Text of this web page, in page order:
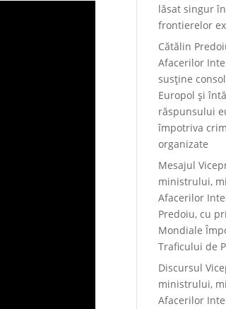
lăsat singur
frontierelor
Cătălin
Afacerilor
susține
Europol și
răspunsului
împotriva
organizate
Mesajul
ministrului,
Afacerilor
Predoiu, cu
Mondiale
Traficului de
Discursul
ministrului,
Afacerilor